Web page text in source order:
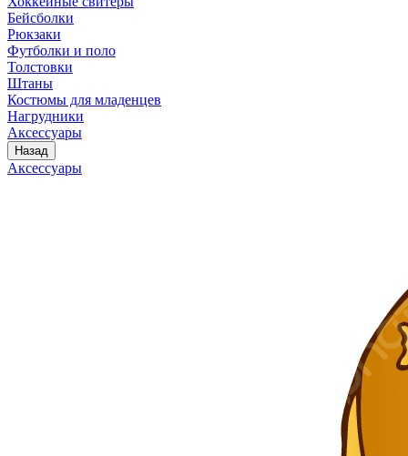
Бейсболки
Рюкзаки
Футболки и поло
Толстовки
Штаны
Костюмы для младенцев
Нагрудники
Аксессуары
Назад
Аксессуары